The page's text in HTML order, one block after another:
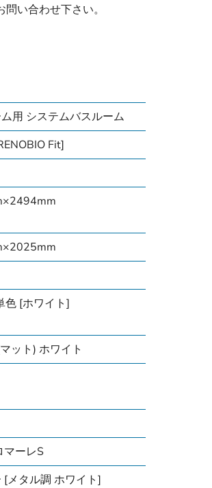
い合わせ下さい。
用 システムバスルーム
Fit]
色 [ホワイト]
ット) ホワイト
マーレS
メタル調 ホワイト]